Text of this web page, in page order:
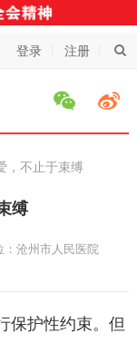
登录 注册
，不止于束缚
缚
：沧州市人民医院
保护性约束。但